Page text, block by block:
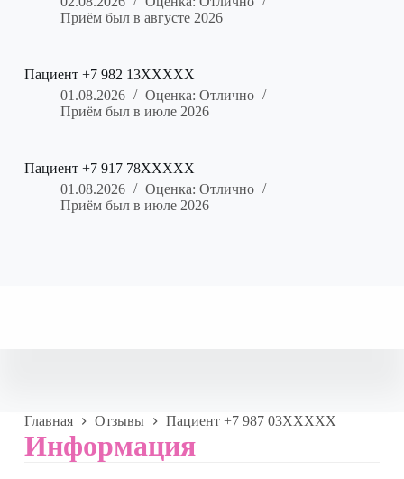
Приём был в августе 2026
Пациент +7 982 13XXXXX
01.08.2026
Оценка: Отлично
Приём был в июле 2026
Пациент +7 917 78XXXXX
01.08.2026
Оценка: Отлично
Приём был в июле 2026
Главная Отзывы Пациент +7 987 03XXXXX
Информация